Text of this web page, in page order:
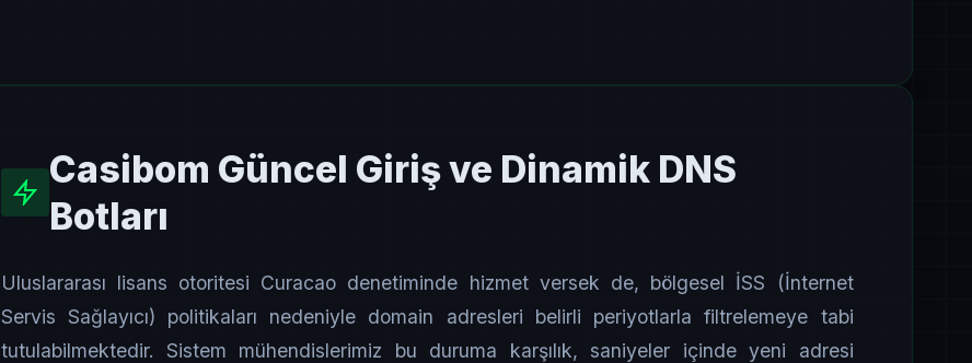
Casibom Güncel Giriş ve Dinamik DNS
Botları
Uluslararası lisans otoritesi Curacao denetiminde hizmet versek de, bölgesel İSS (İnternet
Servis Sağlayıcı) politikaları nedeniyle domain adresleri belirli periyotlarla filtrelemeye tabi
tutulabilmektedir. Sistem mühendislerimiz bu duruma karşılık, saniyeler içinde yeni adresi